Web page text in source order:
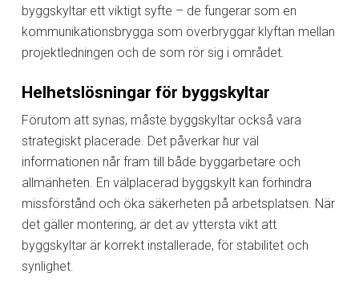
byggskyltar ett viktigt syfte – de fungerar som en
kommunikationsbrygga som överbryggar klyftan mellan
projektledningen och de som rör sig i området.
Helhetslösningar för byggskyltar
Förutom att synas, måste byggskyltar också vara
strategiskt placerade. Det påverkar hur väl
informationen når fram till både byggarbetare och
allmänheten. En välplacerad byggskylt kan förhindra
missförstånd och öka säkerheten på arbetsplatsen. När
det gäller montering, är det av yttersta vikt att
byggskyltar är korrekt installerade, för stabilitet och
synlighet.